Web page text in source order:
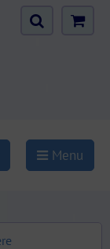
Menu